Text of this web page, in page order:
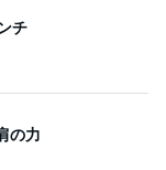
チ
の力